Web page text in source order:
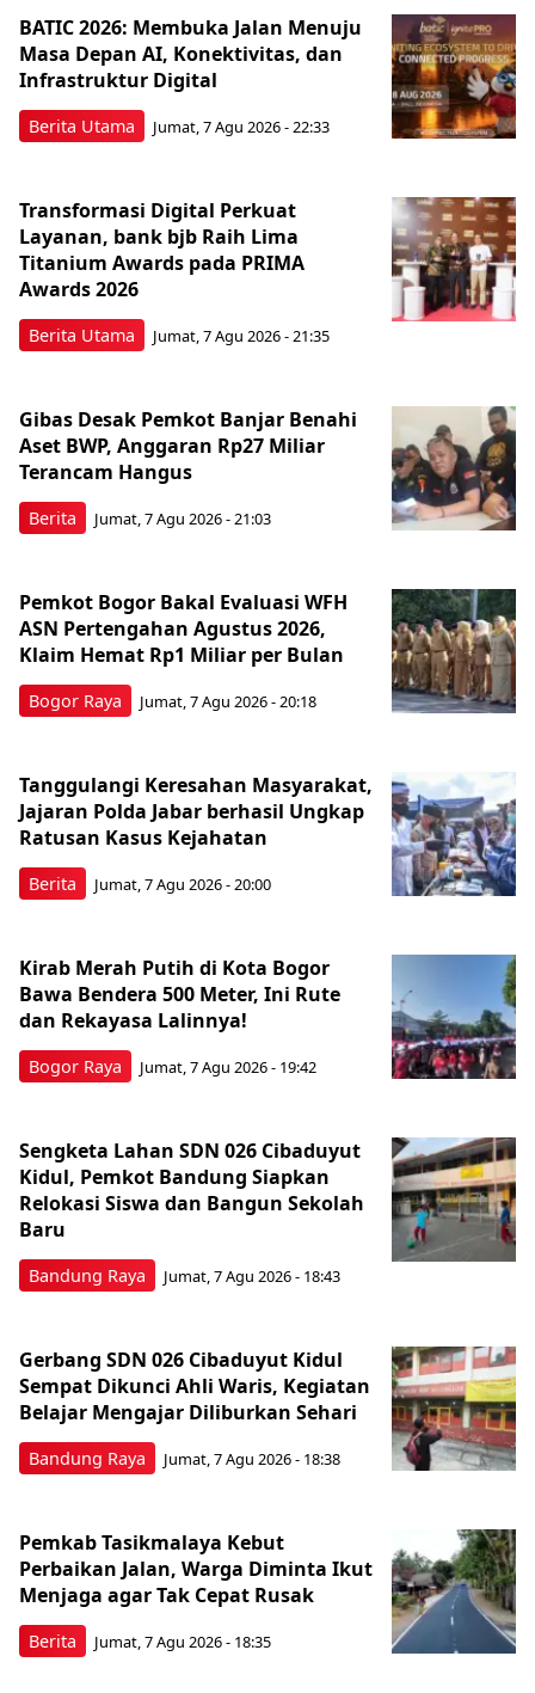
Berita Utama
BATIC 2026: Membuka Jalan Menuju
Masa Depan AI, Konektivitas, dan
Infrastruktur Digital
Jumat, 7 Agu 2026 - 22:33
Berita Utama
Transformasi Digital Perkuat
Layanan, bank bjb Raih Lima
Titanium Awards pada PRIMA
Awards 2026
Jumat, 7 Agu 2026 - 21:35
Berita
Gibas Desak Pemkot Banjar Benahi
Aset BWP, Anggaran Rp27 Miliar
Terancam Hangus
Jumat, 7 Agu 2026 - 21:03
Bogor Raya
Pemkot Bogor Bakal Evaluasi WFH
ASN Pertengahan Agustus 2026,
Klaim Hemat Rp1 Miliar per Bulan
Jumat, 7 Agu 2026 - 20:18
Berita
Tanggulangi Keresahan Masyarakat,
Jajaran Polda Jabar berhasil Ungkap
Ratusan Kasus Kejahatan
Jumat, 7 Agu 2026 - 20:00
Bogor Raya
Kirab Merah Putih di Kota Bogor
Bawa Bendera 500 Meter, Ini Rute
dan Rekayasa Lalinnya!
Jumat, 7 Agu 2026 - 19:42
Bandung Raya
Sengketa Lahan SDN 026 Cibaduyut
Kidul, Pemkot Bandung Siapkan
Relokasi Siswa dan Bangun Sekolah
Baru
Jumat, 7 Agu 2026 - 18:43
Bandung Raya
Gerbang SDN 026 Cibaduyut Kidul
Sempat Dikunci Ahli Waris, Kegiatan
Belajar Mengajar Diliburkan Sehari
Jumat, 7 Agu 2026 - 18:38
Berita
Pemkab Tasikmalaya Kebut
Perbaikan Jalan, Warga Diminta Ikut
Menjaga agar Tak Cepat Rusak
Jumat, 7 Agu 2026 - 18:35